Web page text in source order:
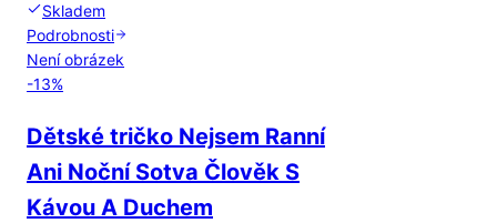
Skladem
Podrobnosti
Není obrázek
-13%
Dětské tričko Nejsem Ranní
Ani Noční Sotva Člověk S
Kávou A Duchem